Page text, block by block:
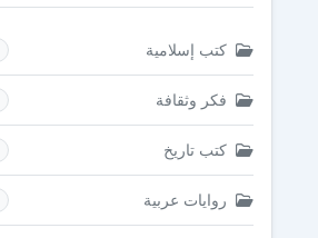
كتب إسلامية
فكر وثقافة
كتب تاريخ
روايات عربية